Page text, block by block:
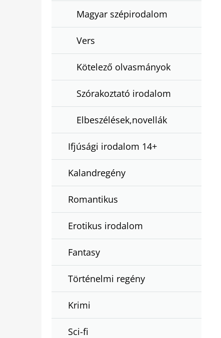
Magyar szépirodalom
Vers
Kötelező olvasmányok
Szórakoztató irodalom
Elbeszélések,novellák
Ifjúsági irodalom 14+
Kalandregény
Romantikus
Erotikus irodalom
Fantasy
Történelmi regény
Krimi
Sci-fi